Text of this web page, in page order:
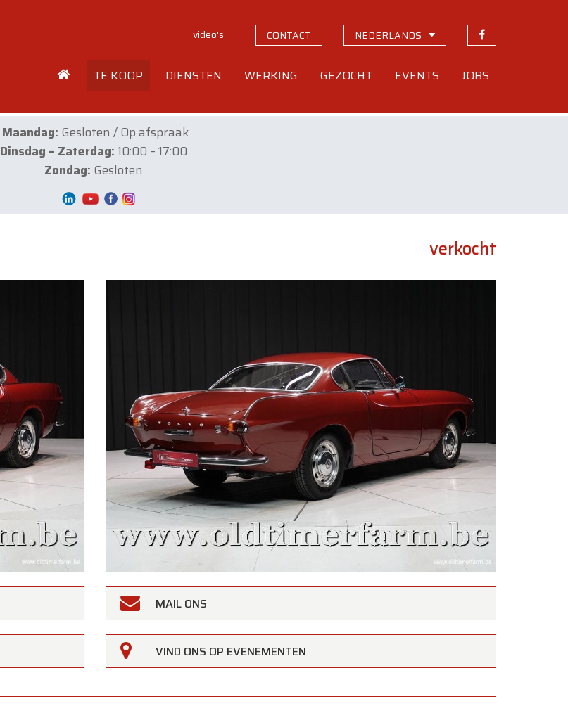
video's CONTACT NEDERLANDS
TE KOOP DIENSTEN WERKING GEZOCHT EVENTS JOBS
Maandag: Gesloten / Op afspraak
Dinsdag – Zaterdag:10:00 – 17:00
Zondag: Gesloten
verkocht
MAIL ONS
VIND ONS OP EVENEMENTEN